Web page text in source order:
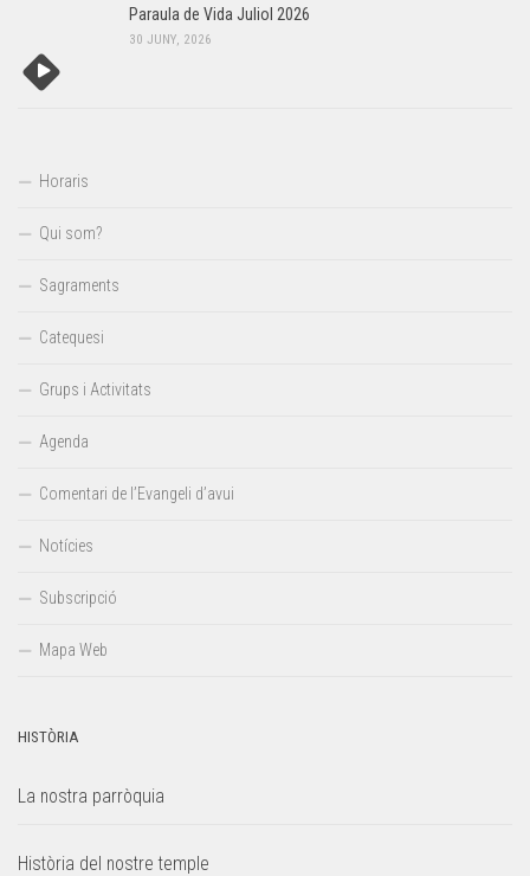
Paraula de Vida Juliol 2026
30 JUNY, 2026
Horaris
Qui som?
Sagraments
Catequesi
Grups i Activitats
Agenda
Comentari de l’Evangeli d’avui
Notícies
Subscripció
Mapa Web
HISTÒRIA
La nostra parròquia
Història del nostre temple